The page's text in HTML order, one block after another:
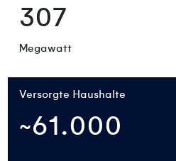
307
Megawatt
Versorgte Haushalte
~61.000